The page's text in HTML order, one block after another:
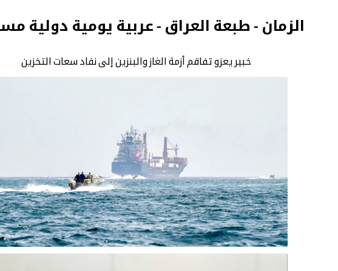
الزمان - طبعة العراق - عربية يومية دولية
خبير يعزو تفاقم أزمة الغاز والبنزين إلى نفاد سعات التخزين